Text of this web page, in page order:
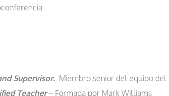
Supervisor. Miembro senior del equipo del
Teacher– Formada por Mark Williams